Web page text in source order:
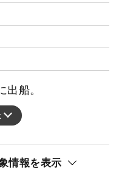
船。
情報を表示